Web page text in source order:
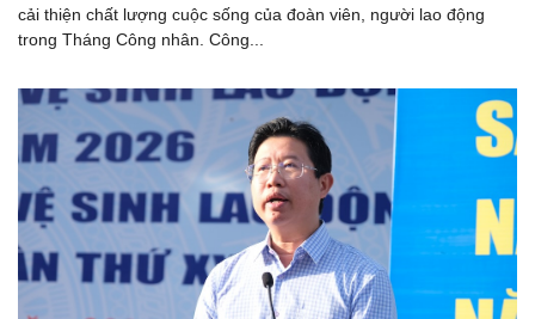
cải thiện chất lượng cuộc sống của đoàn viên, người lao động
trong Tháng Công nhân. Công...